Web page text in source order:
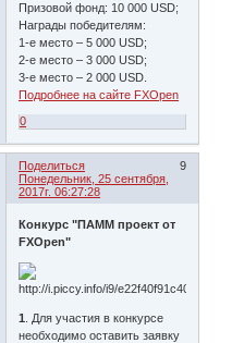
Призовой фонд: 10 000 USD;
Награды победителям:
1-е место – 5 000 USD;
2-е место – 3 000 USD;
3-е место – 2 000 USD.
Подробнее на сайте FXOpen
0
Поделиться
9
Понедельник, 25 сентября,
2017г. 06:27:28
Конкурс "ПАММ проект от
FXOpen"
1 . Для участия в конкурсе
необходимо оставить заявку